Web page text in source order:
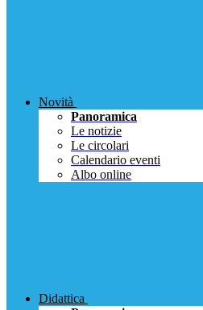
Novità
Panoramica
Le notizie
Le circolari
Calendario eventi
Albo online
Didattica